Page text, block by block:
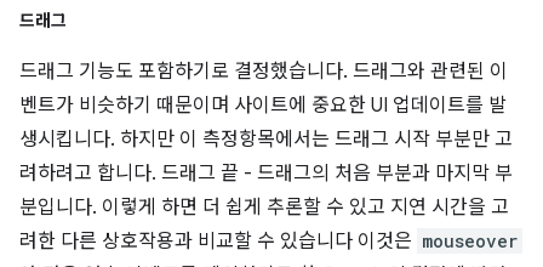
드래그
드래그 기능도 포함하기로 결정했습니다. 드래그와 관련된 이
벤트가 비슷하기 때문이며 사이트에 중요한 UI 업데이트를 발
생시킵니다. 하지만 이 측정항목에서는 드래그 시작 부분만 고
려하려고 합니다. 드래그 끝 - 드래그의 처음 부분과 마지막 부
분입니다. 이렇게 하면 더 쉽게 추론할 수 있고 지연 시간을 고
려한 다른 상호작용과 비교할 수 있습니다 이것은 mouseover